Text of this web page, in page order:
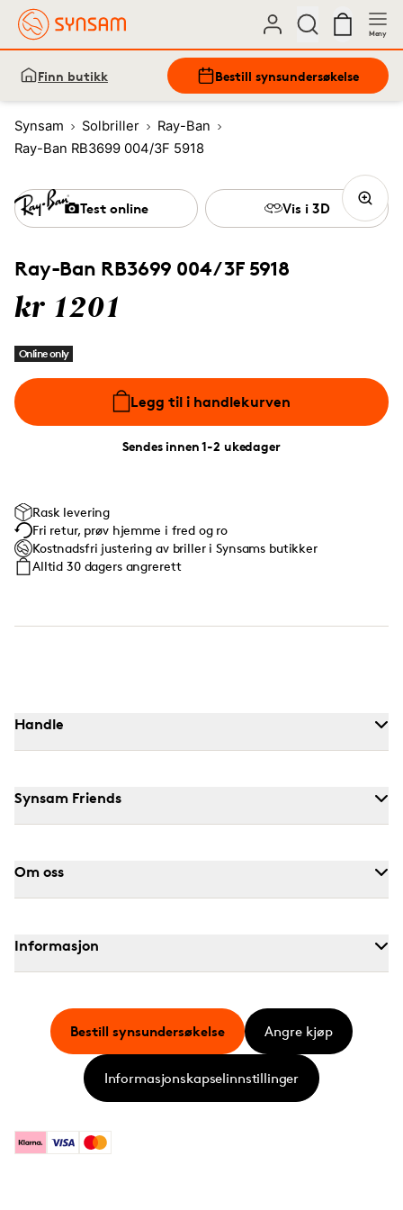
Meny
Finn butikk Bestill synsundersøkelse
Synsam Solbriller
Ray-Ban
Ray-Ban RB3699 004/3F 5918
Ray-Ban RB3699 004/3F 5918
kr 1201
Online only
Legg til i handlekurven
Sendes innen 1-2 ukedager
Test online Vis i 3D
Rask levering
Fri retur, prøv hjemme i fred og ro
Kostnadsfri justering av briller i Synsams butikker
Alltid 30 dagers angrerett
Handle
Synsam Friends
Om oss
Informasjon
KlarnaVisa Mastercard
Bestill synsundersøkelse Angre kjøp
Informasjonskapselinnstillinger